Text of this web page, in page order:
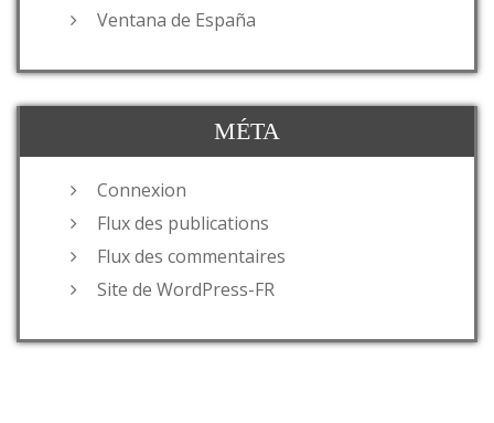
Ventana de España
MÉTA
Connexion
Flux des publications
Flux des commentaires
Site de WordPress-FR